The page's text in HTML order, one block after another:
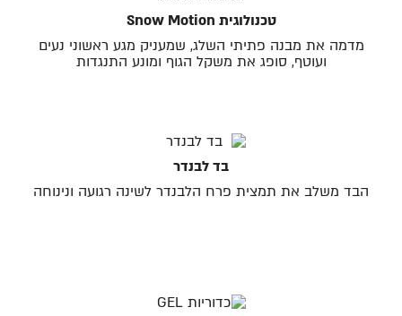
טכנולוגית Snow Motion
מדמה את מבנה פתיתי השלג, שמעניק מגע ראשוני נעים
ועוטף, סופג את משקל הגוף ומונע התנגדות
בד לבנדר
הבד משלב את תמצית פרח הלבנדר לשינה רגועה ונינוחה